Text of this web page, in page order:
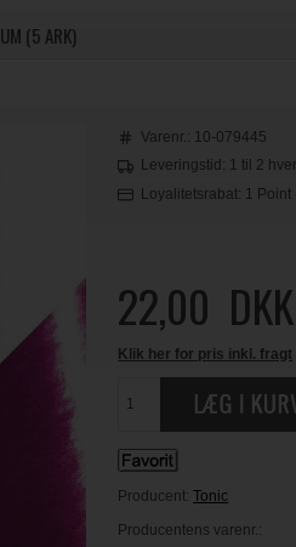
(5 ARK)
Varenr.: 10-079445
Leveringstid: 1 til 2
Loyalitetsrabat: 1 Point
22,00 DKK
Klik her for pris inkl. fragt
Producent:Tonic
Producentens varenr.: